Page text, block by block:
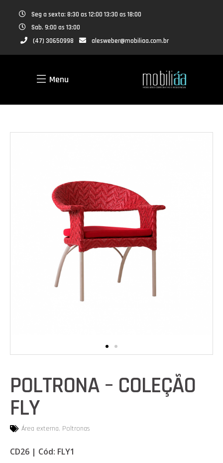
Seg a sexta: 8:30 as 12:00 13:30 as 18:00
Sab. 9:00 as 13:00
(47) 30650998
alesweber@mobiliaa.com.br
Menu
POLTRONA – COLEÇÃO
FLY
Área externa, Poltronas
CD26 | Cód: FLY1